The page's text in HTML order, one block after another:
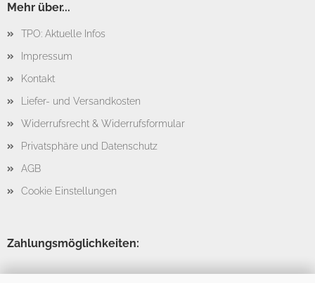
Mehr über...
TPO: Aktuelle Infos
Impressum
Kontakt
Liefer- und Versandkosten
Widerrufsrecht & Widerrufsformular
Privatsphäre und Datenschutz
AGB
Cookie Einstellungen
Zahlungsmöglichkeiten: